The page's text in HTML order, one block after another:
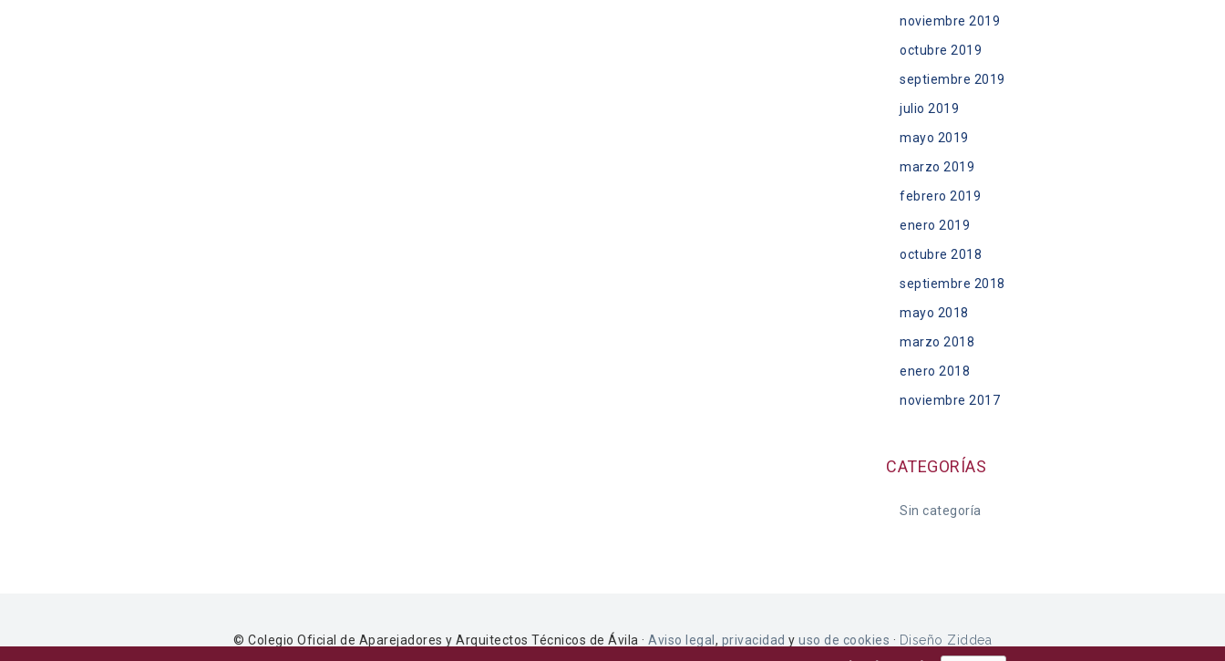
noviembre 2019
octubre 2019
septiembre 2019
julio 2019
mayo 2019
marzo 2019
febrero 2019
enero 2019
octubre 2018
septiembre 2018
mayo 2018
marzo 2018
enero 2018
noviembre 2017
CATEGORÍAS
Sin categoría
© Colegio Oficial de Aparejadores y Arquitectos Técnicos de Ávila · Aviso legal , privacidad y uso de cookies · Diseño Ziddea